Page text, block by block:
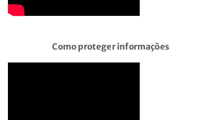
Como proteger informações